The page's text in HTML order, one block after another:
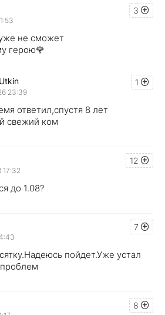
3
не сможет
герою🌹
1
23:39
ответил,спустя 8 лет
свежий ком
12
17:32
до 1.08?
7
пойдет.Уже устал
8